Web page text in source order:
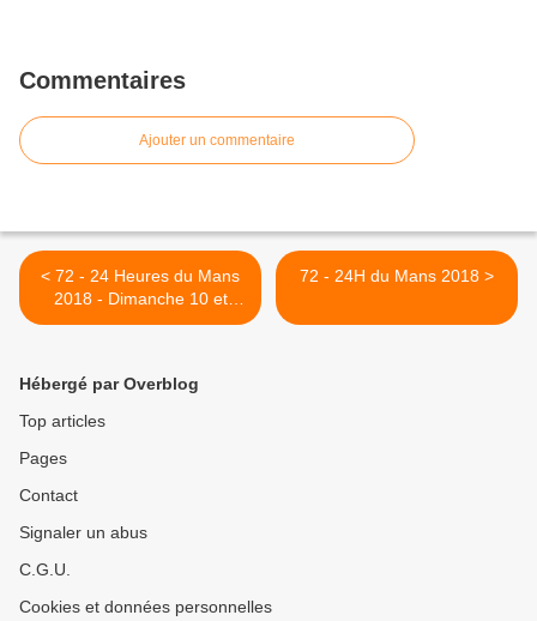
Commentaires
Ajouter un commentaire
< 72 - 24 Heures du Mans
2018 - Dimanche 10 et
lundi 11 juin - Le Pesage
72 - 24H du Mans 2018 >
Hébergé par Overblog
Top articles
Pages
Contact
Signaler un abus
C.G.U.
Cookies et données personnelles